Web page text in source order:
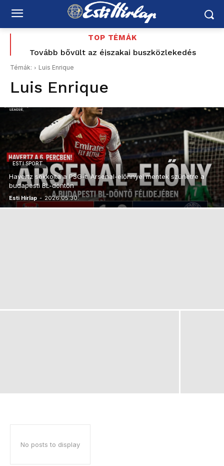
TOP TÉMÁK
Tovább bővült az éjszakai buszközlekedés
Budapest és az agglomeráció között
Témák: Luis Enrique
Luis Enrique
ESTI SPORT
Havertz sokkolta a PSG-t: Arsenal-előnnyel mentek szünetre a
budapesti BL-döntőn
Esti Hírlap - 2026.05.30.
No posts to display